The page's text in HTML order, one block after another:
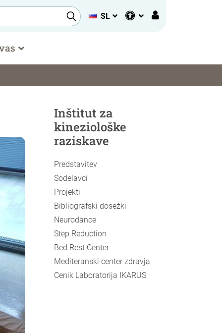
SL
Inštitut za
kineziološke
raziskave
Predstavitev
Sodelavci
Projekti
Bibliografski dosežki
Neurodance
Step Reduction
Bed Rest Center
Mediteranski center zdravja
Cenik Laboratorija IKARUS